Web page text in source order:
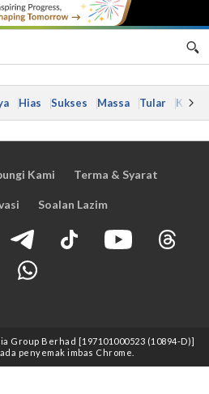
Hias Sukses Massa Tular Kes
Kami Terma & Syarat
Soalan Lazim
Group Berhad [197101000523 (10894-D)]
penyemak imbas Chrome.